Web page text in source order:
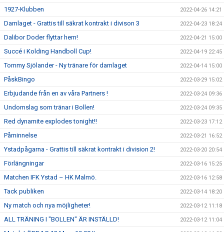
1927-Klubben 2022-04-26 14:21
Damlaget - Grattis till säkrat kontrakt i divison 3 2022-04-23 18:24
Dalibor Doder flyttar hem! 2022-04-21 15:00
Succé i Kolding Handboll Cup! 2022-04-19 22:45
Tommy Sjölander - Ny tränare för damlaget 2022-04-14 15:00
PåskBingo 2022-03-29 15:02
Erbjudande från en av våra Partners ! 2022-03-24 09:36
Undomslag som tränar i Bollen! 2022-03-24 09:35
Red dynamite explodes tonight!! 2022-03-23 17:12
Påminnelse 2022-03-21 16:52
Ystadpågarna - Grattis till säkrat kontrakt i division 2! 2022-03-20 20:54
Förlängningar 2022-03-16 15:25
Matchen IFK Ystad – HK Malmö. 2022-03-16 12:58
Tack publiken 2022-03-14 18:20
Ny match och nya möjligheter! 2022-03-12 11:18
ALL TRÄNING I "BOLLEN" ÄR INSTÄLLD! 2022-03-12 11:04